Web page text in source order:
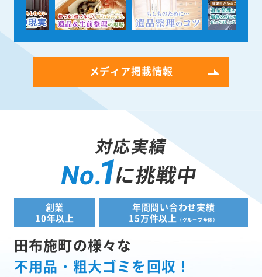
メディア掲載情報
対応実績
No.1に挑戦中
創業
10年以上
年間問い合わせ実績
15万件以上
（グループ全体）
田布施町の様々な
不用品・粗大ゴミを回収！